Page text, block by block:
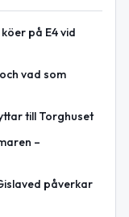
på E4 vid
vad som
till Torghuset
–
påverkar